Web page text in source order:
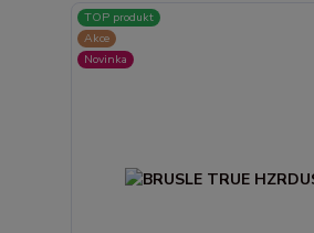
TOP produkt
Akce
Novinka